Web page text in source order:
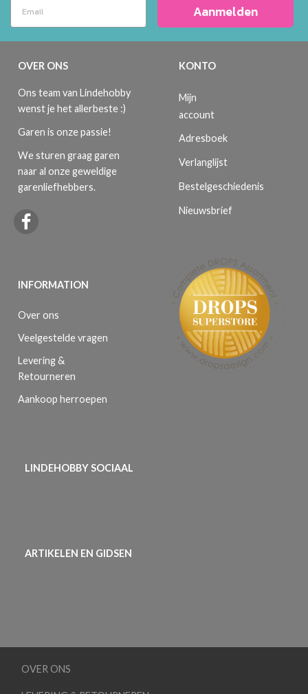
Aanmelden
OVER ONS
Ons team van Lindehobby
wenst je het allerbeste :)
Garen is onze passie!
We sturen graag garen
naar al onze geweldige
garenliefhebbers.
INFORMATION
Over ons
Veelgestelde vragen
Levering &
Retourneren
Aankoop herroepen
KONTO
Mijn
account
Adresboek
Verlanglijst
Bestelgeschiedenis
Nieuwsbrief
LINDEHOBBY SOCIAAL
ARTIKELEN EN GIDSEN
OVER ONS